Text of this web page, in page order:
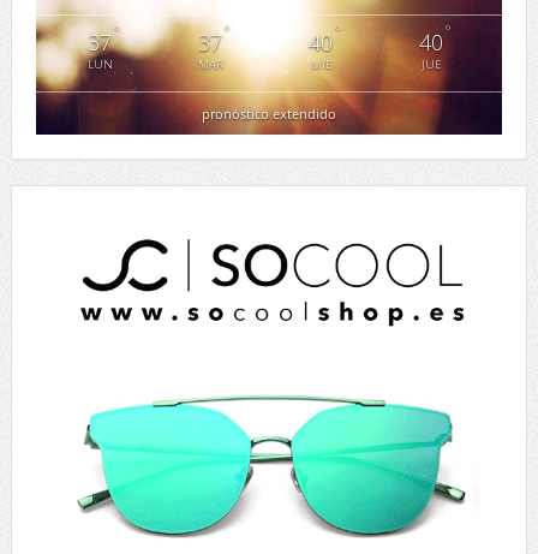
37°
LUN
37°
MAR
40°
MIE
40 °
JUE
pronóstico extendido